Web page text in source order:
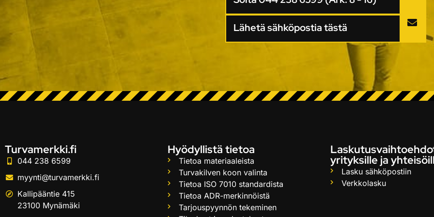
Lähetä sähköpostia tästä
Turvamerkki.fi
044 238 6599
myynti@turvamerkki.fi
Kallipääntie 415
23100 Mynämäki
Hyödyllistä tietoa
Tietoa materiaaleista
Turvakilven koon valinta
Tietoa ISO 7010 standardista
Tietoa ADR-merkinnöistä
Tarjouspyynnön tekeminen
yrityksille ja
Lasku sähköpostiin
Verkkolasku